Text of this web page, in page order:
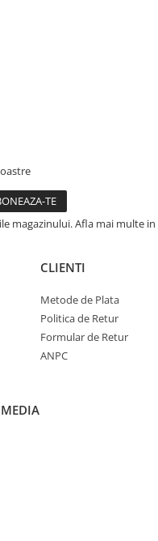
magazinului. Afla mai multe in
CLIENTI
Metode de Plata
Politica de Retur
Formular de Retur
ANPC